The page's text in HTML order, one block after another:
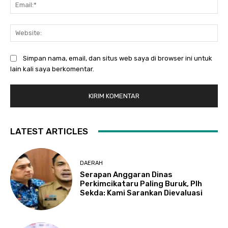
Simpan nama, email, dan situs web saya di browser ini untuk
lain kali saya berkomentar.
LATEST ARTICLES
DAERAH
Serapan Anggaran Dinas
Perkimcikataru Paling Buruk, Plh
Sekda: Kami Sarankan Dievaluasi